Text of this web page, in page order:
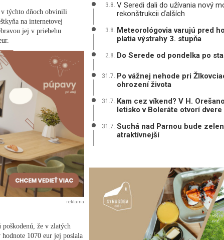
v týchto dňoch obvinili
na internetovej
jej v priebehu
reklama
že v zlatých
1070 eur jej poslala
3.8. V Seredi dali do užívania nový
rekonštrukcii ďalších
3.8. Meteorológovia varujú pred
platia výstrahy 3. stupňa
2.8. Do Serede od pondelka po
31.7. Po vážnej nehode pri
ohrození života
31.7. Kam cez víkend? V H.
letisko v Boleráte otvorí dvere
31.7. Suchá nad Parnou bude
atraktívnejší